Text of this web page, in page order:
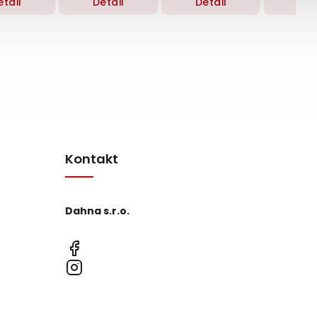
Kontakt
Dahna s.r.o.